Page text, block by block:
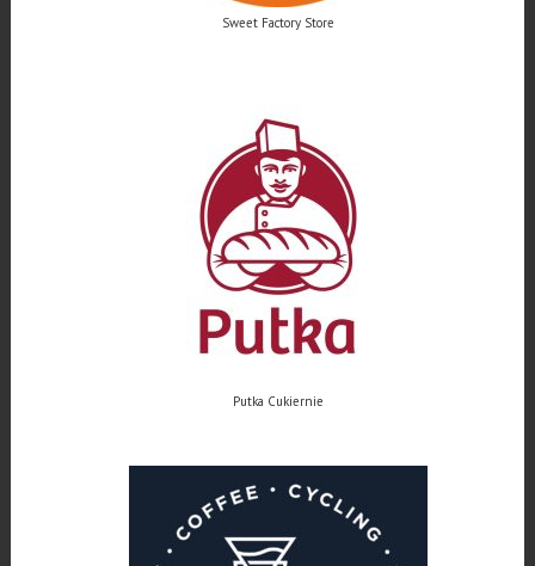
Sweet Factory Store
Putka Cukiernie